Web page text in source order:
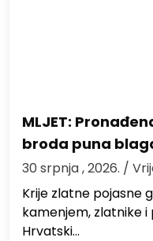
MLJET:
broda puna
30 srpnja , 2026. /
Krije zlatne pojasne
kamenjem, zlatnike
Hrvatski…